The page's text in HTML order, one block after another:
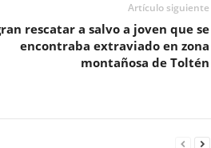
Artículo siguiente
rescatar a salvo a joven que se
encontraba extraviado en zona
montañosa de Toltén